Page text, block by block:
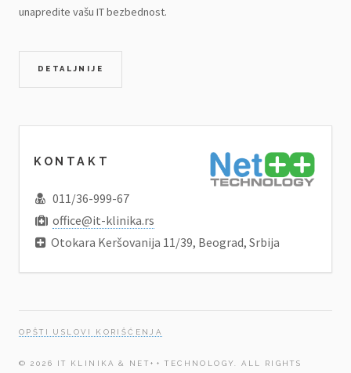
unapredite vašu IT bezbednost.
DETALJNIJE
KONTAKT
011/36-999-67
office@it-klinika.rs
Otokara Keršovanija 11/39, Beograd, Srbija
OPŠTI USLOVI KORIŠĆENJA
© 2026 IT KLINIKA & NET++ TECHNOLOGY. ALL RIGHTS